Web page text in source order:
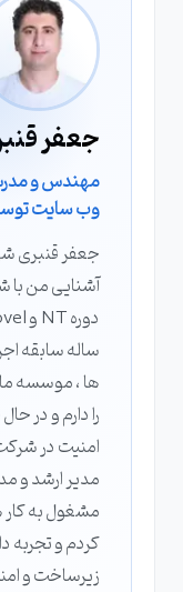
جعفر
مهندس و
وب سایت
جعفر قنبری
ها ، موسسه
را دارم و در
امنیت در
مشغول به کار
کردم و تجربه
زیرساخت و